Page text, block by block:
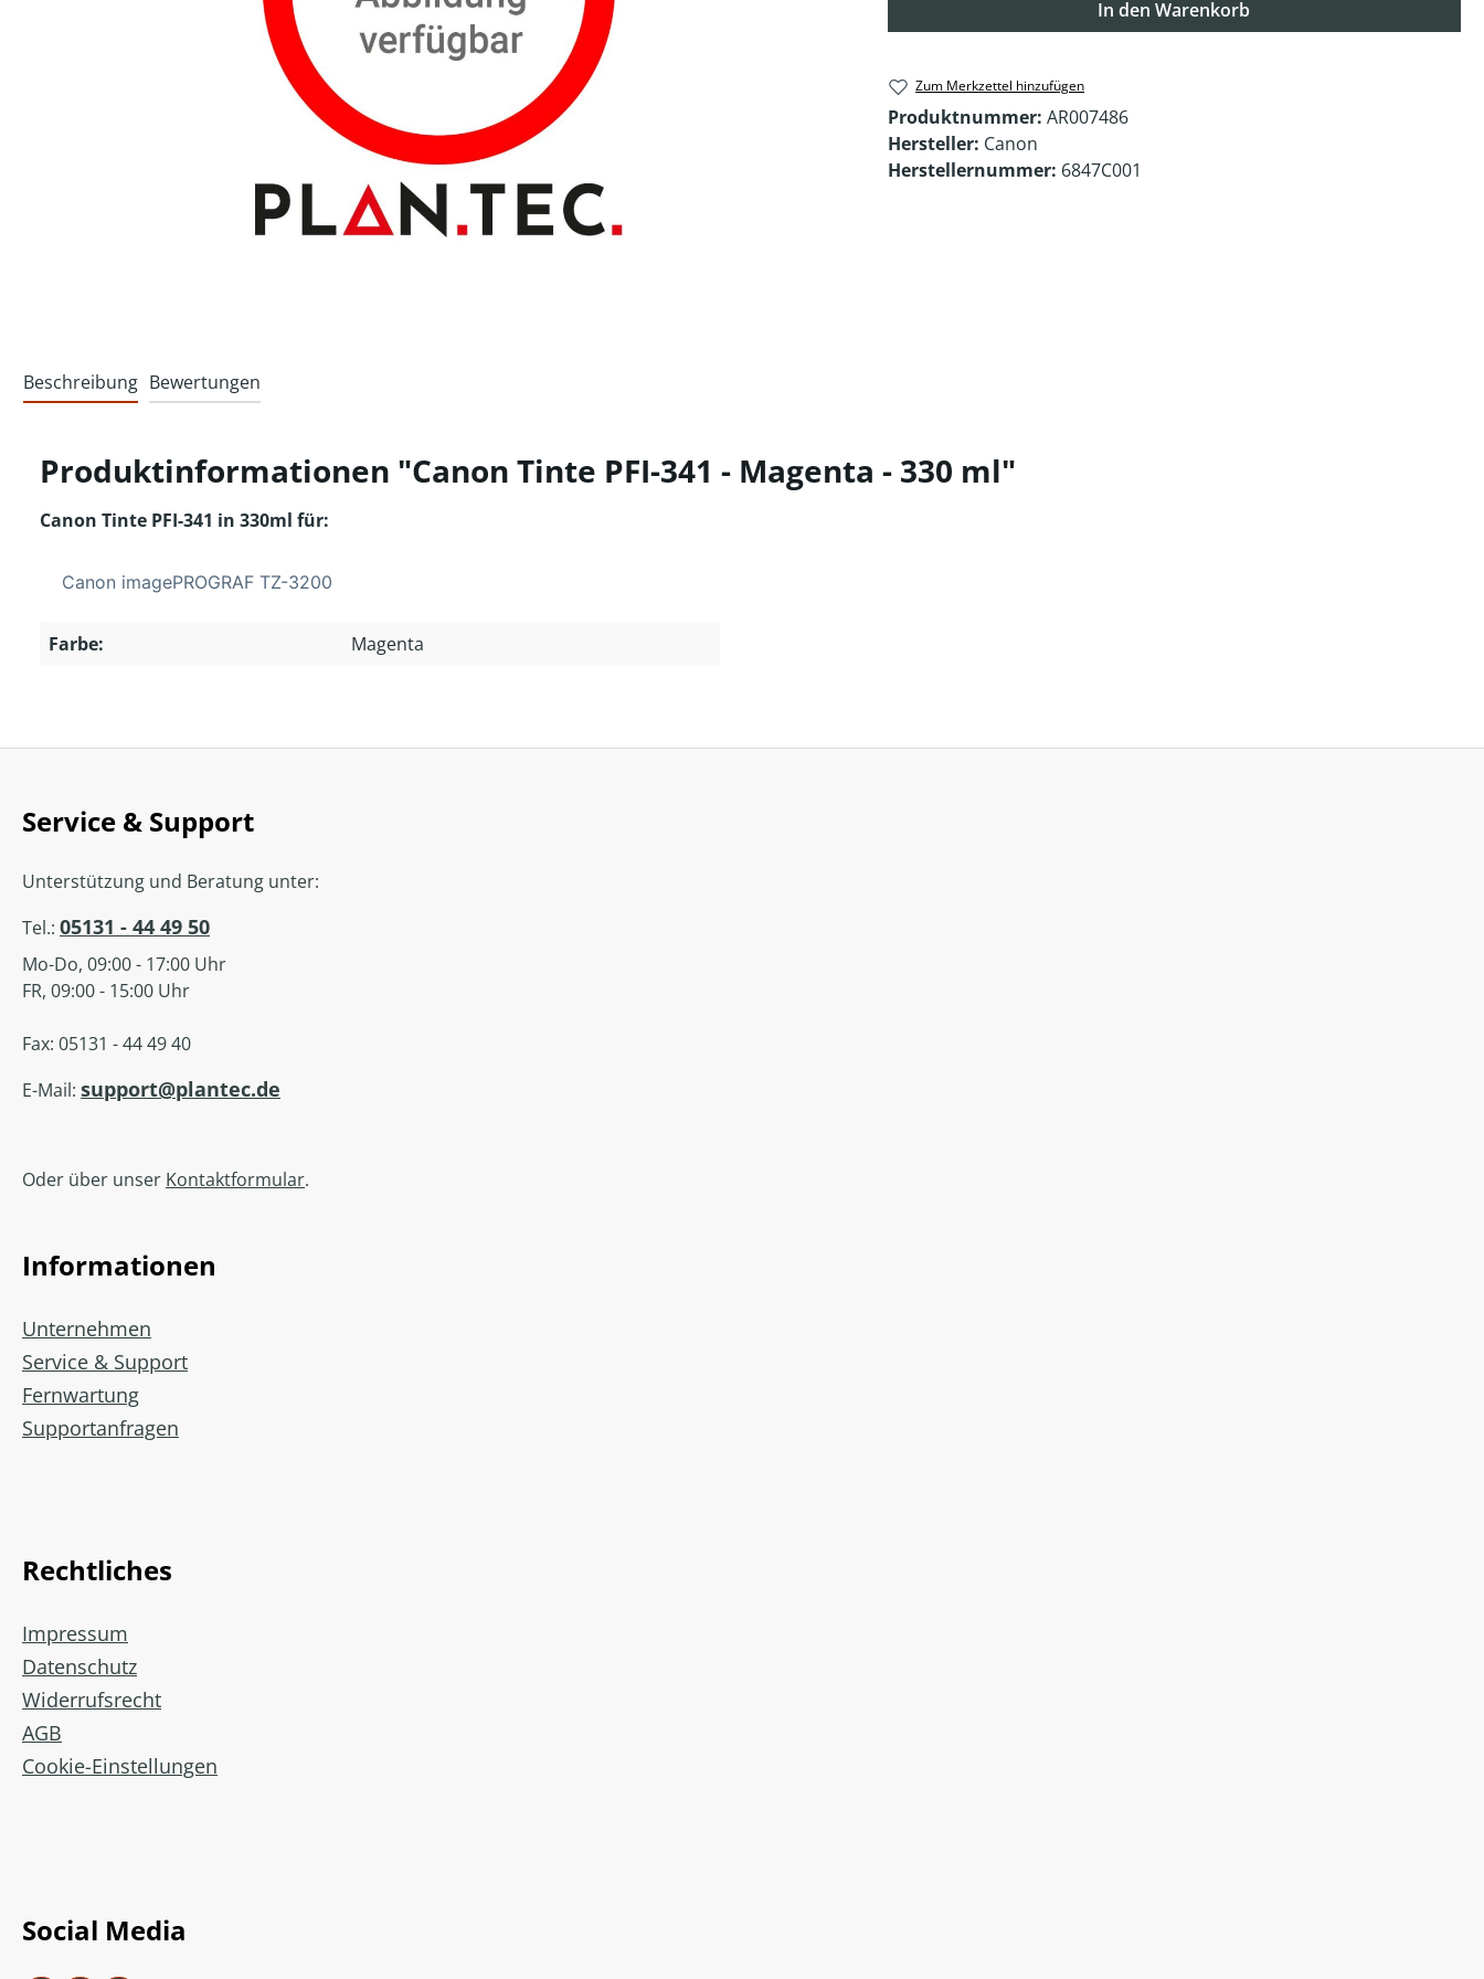
In den Warenkorb
Zum Merkzettel hinzufügen
Produktnummer: AR007486
Hersteller: Canon
Herstellernummer: 6847C001
Beschreibung Bewertungen
Produktinformationen "Canon Tinte PFI-341 - Magenta - 330 ml"
Canon Tinte PFI-341 in 330ml für:
Canon imagePROGRAF TZ-3200
Farbe: Magenta
Service & Support
Unterstützung und Beratung unter:
Tel.: 05131 - 44 49 50
Mo-Do, 09:00 - 17:00 Uhr
FR, 09:00 - 15:00 Uhr
Fax: 05131 - 44 49 40
E-Mail: support@plantec.de
Oder über unser Kontaktformular.
Informationen
Unternehmen
Service & Support
Fernwartung
Supportanfragen
Rechtliches
Impressum
Datenschutz
Widerrufsrecht
AGB
Cookie-Einstellungen
Social Media